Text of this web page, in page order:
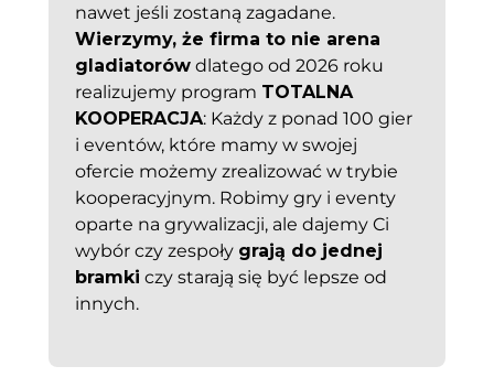
nawet jeśli zostaną zagadane.
Wierzymy, że firma to nie arena
gladiatorów dlatego od 2026 roku
realizujemy program TOTALNA
KOOPERACJA: Każdy z ponad 100 gier
i eventów, które mamy w swojej
ofercie możemy zrealizować w trybie
kooperacyjnym. Robimy gry i eventy
oparte na grywalizacji, ale dajemy Ci
wybór czy zespoły grają do jednej
bramki czy starają się być lepsze od
innych.